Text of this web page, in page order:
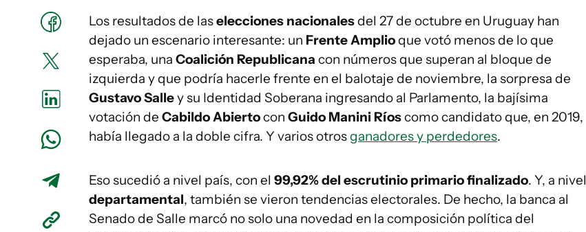
Los resultados de laselecciones nacionalesdel 27 de octubre en Uruguay han
dejado un escenario interesante: un Frente Amplioque votó menos de lo que
esperaba, una Coalición Republicana con números que superan al bloque de
izquierda y que podría hacerle frente en el balotaje de noviembre, la sorpresa de
Gustavo Salley su Identidad Soberana ingresando al Parlamento, la bajísima
votación de Cabildo Abiertocon Guido Manini Ríoscomo candidato que, en 2019,
había llegado a la doble cifra. Y varios otrosganadores y perdedores.
Eso sucedió a nivel país, con el 99,92% del escrutinio primario finalizado. Y, a nivel
departamental, también se vieron tendencias electorales. De hecho, la banca al
Senado de Salle marcó no solo una novedad en la composición política del